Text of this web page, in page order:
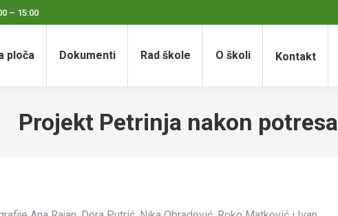
– 15:00
ploča Dokumenti Rad škole O školi Kontakt
Projekt Petrinja nakon potresa